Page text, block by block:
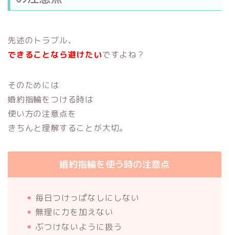
先述のトラブル、
できることなら避けたいですよね？
そのためには
婚約指輪をつける時は
使い方の注意点を
きちんと理解することが大切。
婚約指輪を使う時の注意点
毎日つけっぱなしにしない
無理に力を加えない
ぶつけないように扱う